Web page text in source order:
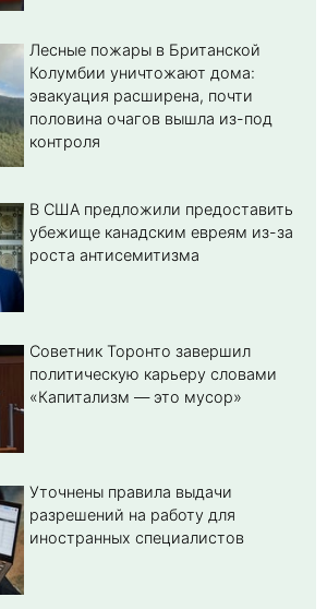
Лесные пожары в Британской
Колумбии уничтожают дома:
эвакуация расширена, почти
половина очагов вышла из-под
контроля
В США предложили предоставить
убежище канадским евреям из-за
роста антисемитизма
Советник Торонто завершил
политическую карьеру словами
«Капитализм — это мусор»
Уточнены правила выдачи
разрешений на работу для
иностранных специалистов